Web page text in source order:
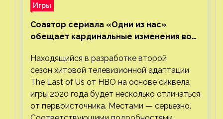
Игры
Соавтор сериала «Одни из нас»
обещает кардинальные изменения во
Находящийся в разработке второй
сезон хитовой телевизионной адаптации
The Last of Us от HBO на основе сиквела
игры 2020 года будет несколько отличаться
от первоисточника. Местами — серьезно.